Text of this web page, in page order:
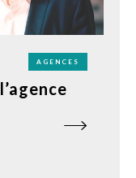
AGENCES